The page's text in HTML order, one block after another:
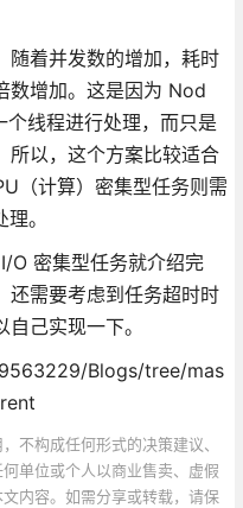
随着并发数的增加，耗时
数增加。这是因为 Nod
线程进行处理，而只是
所以，这个方案比较适合
（计算）密集型任务则需
。
O 密集型任务就介绍完
还需要考虑到任务超时时
己实现一下。
Blogs/tree/mas
不构成任何形式的决策建议、
单位或个人以商业售卖、虚假
内容。如需分享或转载，请保